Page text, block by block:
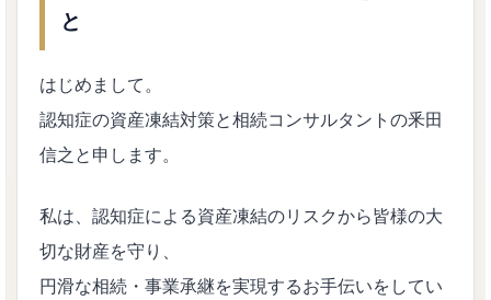
と
はじめまして。
認知症の資産凍結対策と相続コンサルタントの釆田
信之と申します。
私は、認知症による資産凍結のリスクから皆様の大
切な財産を守り、
円滑な相続・事業承継を実現するお手伝いをしてい